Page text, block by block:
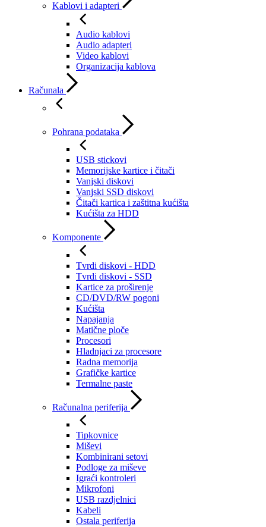
Kablovi i adapteri
Audio kablovi
Audio adapteri
Video kablovi
Organizacija kablova
Računala
Pohrana podataka
USB stickovi
Memorijske kartice i čitači
Vanjski diskovi
Vanjski SSD diskovi
Čitači kartica i zaštitna kućišta
Kućišta za HDD
Komponente
Tvrdi diskovi - HDD
Tvrdi diskovi - SSD
Kartice za proširenje
CD/DVD/RW pogoni
Kućišta
Napajanja
Matične ploče
Procesori
Hladnjaci za procesore
Radna memorija
Grafičke kartice
Termalne paste
Računalna periferija
Tipkovnice
Miševi
Kombinirani setovi
Podloge za miševe
Igraći kontroleri
Mikrofoni
USB razdjelnici
Kabeli
Ostala periferija